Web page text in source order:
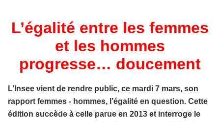
L’égalité entre les femmes
et les hommes
progresse… doucement
L’Insee vient de rendre public, ce mardi 7 mars, son
rapport femmes - hommes, l’égalité en question. Cette
édition succède à celle parue en 2013 et interroge le